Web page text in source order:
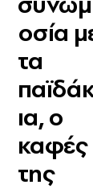
οσία
τα
ια, ο
καφές
της